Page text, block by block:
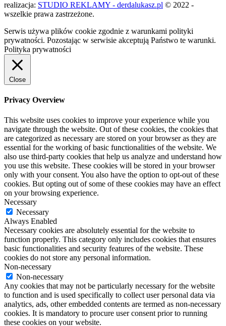
realizacja: STUDIO REKLAMY - derdalukasz.pl © 2022 -
wszelkie prawa zastrzeżone.
Serwis używa plików cookie zgodnie z warunkami polityki
prywatności. Pozostając w serwisie akceptują Państwo te warunki.
Polityka prywatności
Close
Privacy Overview
This website uses cookies to improve your experience while you
navigate through the website. Out of these cookies, the cookies that
are categorized as necessary are stored on your browser as they are
essential for the working of basic functionalities of the website. We
also use third-party cookies that help us analyze and understand how
you use this website. These cookies will be stored in your browser
only with your consent. You also have the option to opt-out of these
cookies. But opting out of some of these cookies may have an effect
on your browsing experience.
Necessary
Necessary
Always Enabled
Necessary cookies are absolutely essential for the website to
function properly. This category only includes cookies that ensures
basic functionalities and security features of the website. These
cookies do not store any personal information.
Non-necessary
Non-necessary
Any cookies that may not be particularly necessary for the website
to function and is used specifically to collect user personal data via
analytics, ads, other embedded contents are termed as non-necessary
cookies. It is mandatory to procure user consent prior to running
these cookies on your website.